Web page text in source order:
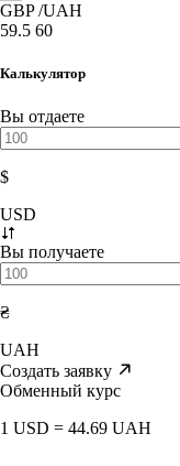
GBP /UAH
59.5 60
Калькулятор
Вы отдаете
$
USD
Вы получаете
₴
UAH
Создать заявку
Обменный курс
1 USD = 44.69 UAH